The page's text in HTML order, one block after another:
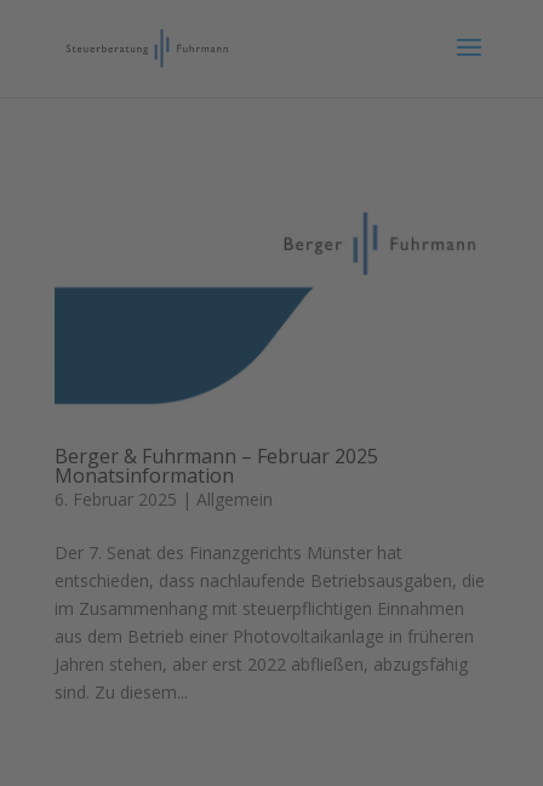
Berger & Fuhrmann – Februar 2025
Monatsinformation
6. Februar 2025 | Allgemein
Der 7. Senat des Finanzgerichts Münster hat
entschieden, dass nachlaufende Betriebsausgaben, die
im Zusammenhang mit steuerpflichtigen Einnahmen
aus dem Betrieb einer Photovoltaikanlage in früheren
Jahren stehen, aber erst 2022 abfließen, abzugsfähig
sind. Zu diesem...